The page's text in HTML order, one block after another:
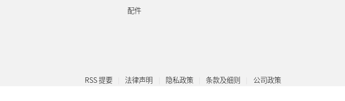
配件
RSS 提要 法律声明 隐私政策 条款及细则 公司政策